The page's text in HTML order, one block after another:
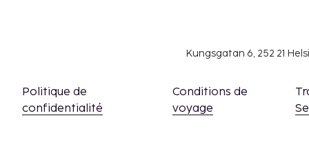
Kungsgatan 6, 252 21
Politique de
confidentialité
Conditions de
voyage